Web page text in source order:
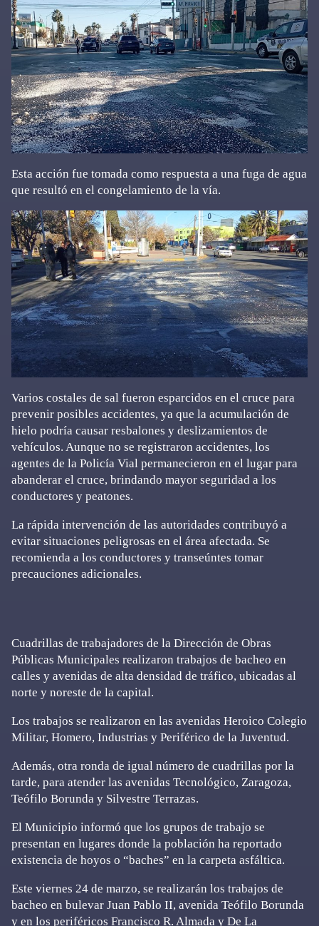
Esta acción fue tomada como respuesta a una fuga de agua
que resultó en el congelamiento de la vía.
Varios costales de sal fueron esparcidos en el cruce para
prevenir posibles accidentes, ya que la acumulación de
hielo podría causar resbalones y deslizamientos de
vehículos. Aunque no se registraron accidentes, los
agentes de la Policía Vial permanecieron en el lugar para
abanderar el cruce, brindando mayor seguridad a los
conductores y peatones.
La rápida intervención de las autoridades contribuyó a
evitar situaciones peligrosas en el área afectada. Se
recomienda a los conductores y transeúntes tomar
precauciones adicionales.
Cuadrillas de trabajadores de la Dirección de Obras
Públicas Municipales realizaron trabajos de bacheo en
calles y avenidas de alta densidad de tráfico, ubicadas al
norte y noreste de la capital.
Los trabajos se realizaron en las avenidas Heroico Colegio
Militar, Homero, Industrias y Periférico de la Juventud.
Además, otra ronda de igual número de cuadrillas por la
tarde, para atender las avenidas Tecnológico, Zaragoza,
Teófilo Borunda y Silvestre Terrazas.
El Municipio informó que los grupos de trabajo se
presentan en lugares donde la población ha reportado
existencia de hoyos o “baches” en la carpeta asfáltica.
Este viernes 24 de marzo, se realizarán los trabajos de
bacheo en bulevar Juan Pablo II, avenida Teófilo Borunda
y en los periféricos Francisco R. Almada y De La